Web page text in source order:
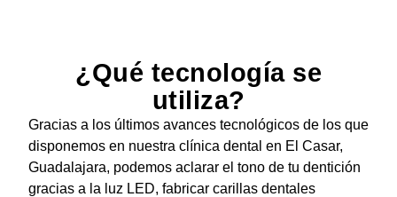
¿Qué tecnología se
utiliza?
Gracias a los últimos avances tecnológicos de los que
disponemos en nuestra clínica dental en El Casar,
Guadalajara, podemos aclarar el tono de tu dentición
gracias a la luz LED, fabricar carillas dentales